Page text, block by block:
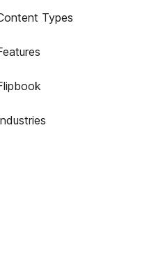
Types